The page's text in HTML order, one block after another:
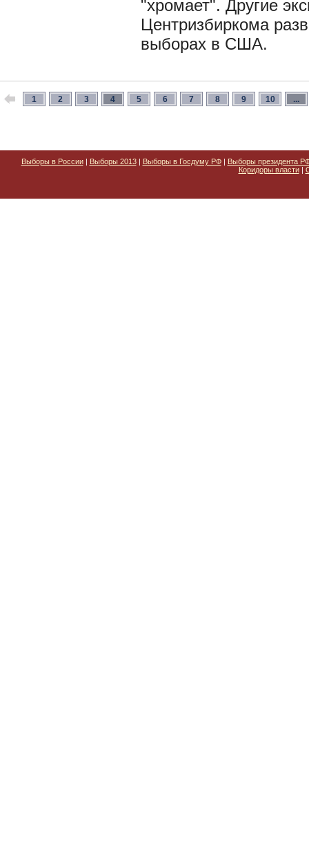
"хромает". Другие
Центризбиркома
выборах в США.
1 2 3 4 5 6 7 8 9 10 ...
Выборы в России| Выборы 2013| Выборы в Госдуму РФ| Выборы президента
Коридоры власти|